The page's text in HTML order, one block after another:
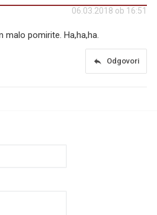
06.03.2018 ob 16:51
malo pomirite. Ha,ha,ha.
reply Odgovori